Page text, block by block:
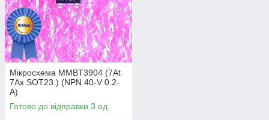
Мікросхема MMBT3904 (7At
7Ax SOT23 ) (NPN 40-V 0.2-
A)
Готово до відправки 3 од.